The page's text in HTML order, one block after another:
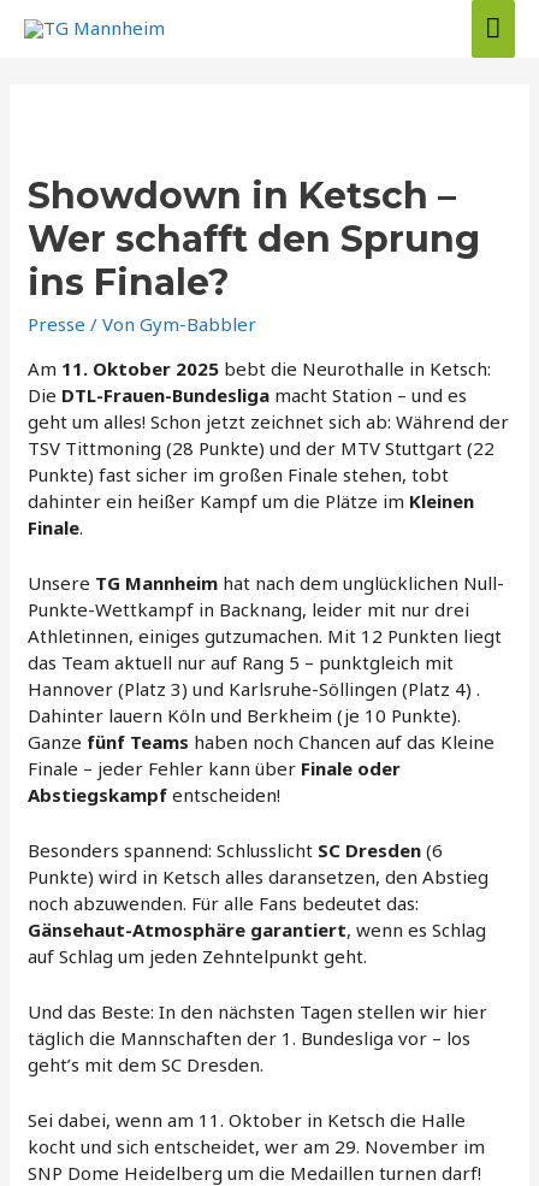
Inhalt
Showdown in Ketsch –
Wer schafft den Sprung
ins Finale?
Presse / VonGym-Babbler
Am 11. Oktober 2025 bebt die Neurothalle in Ketsch:
Die DTL-Frauen-Bundesliga macht Station – und es
geht um alles! Schon jetzt zeichnet sich ab: Während der
TSV Tittmoning (28 Punkte) und der MTV Stuttgart (22
Punkte) fast sicher im großen Finale stehen, tobt
dahinter ein heißer Kampf um die Plätze im Kleinen
Finale.
Unsere TG Mannheim hat nach dem unglücklichen Null-
Punkte-Wettkampf in Backnang, leider mit nur drei
Athletinnen, einiges gutzumachen. Mit 12 Punkten liegt
das Team aktuell nur auf Rang 5 – punktgleich mit
Hannover (Platz 3) und Karlsruhe-Söllingen (Platz 4) .
Dahinter lauern Köln und Berkheim (je 10 Punkte).
Ganze fünf Teams haben noch Chancen auf das Kleine
Finale – jeder Fehler kann über Finale oder
Abstiegskampf entscheiden!
Besonders spannend: Schlusslicht SC Dresden (6
Punkte) wird in Ketsch alles daransetzen, den Abstieg
noch abzuwenden. Für alle Fans bedeutet das:
Gänsehaut-Atmosphäre garantiert, wenn es Schlag
auf Schlag um jeden Zehntelpunkt geht.
Und das Beste: In den nächsten Tagen stellen wir hier
täglich die Mannschaften der 1. Bundesliga vor – los
geht’s mit dem SC Dresden.
Sei dabei, wenn am 11. Oktober in Ketsch die Halle
kocht und sich entscheidet, wer am 29. November im
SNP Dome Heidelberg um die Medaillen turnen darf!